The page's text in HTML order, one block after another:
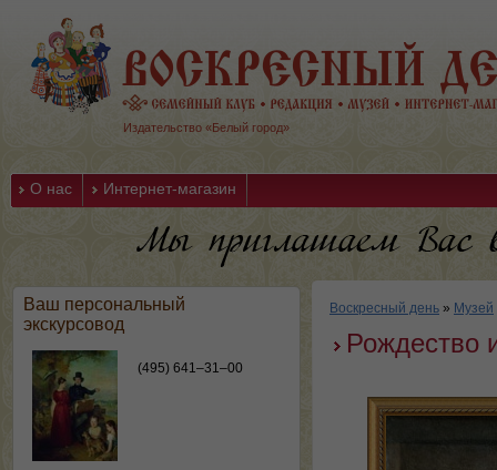
Издательство «Белый город»
О нас Интернет-магазин
Ваш персональный
экскурсовод
(495) 641–31–00
Воскресный день » Музей
Рождество